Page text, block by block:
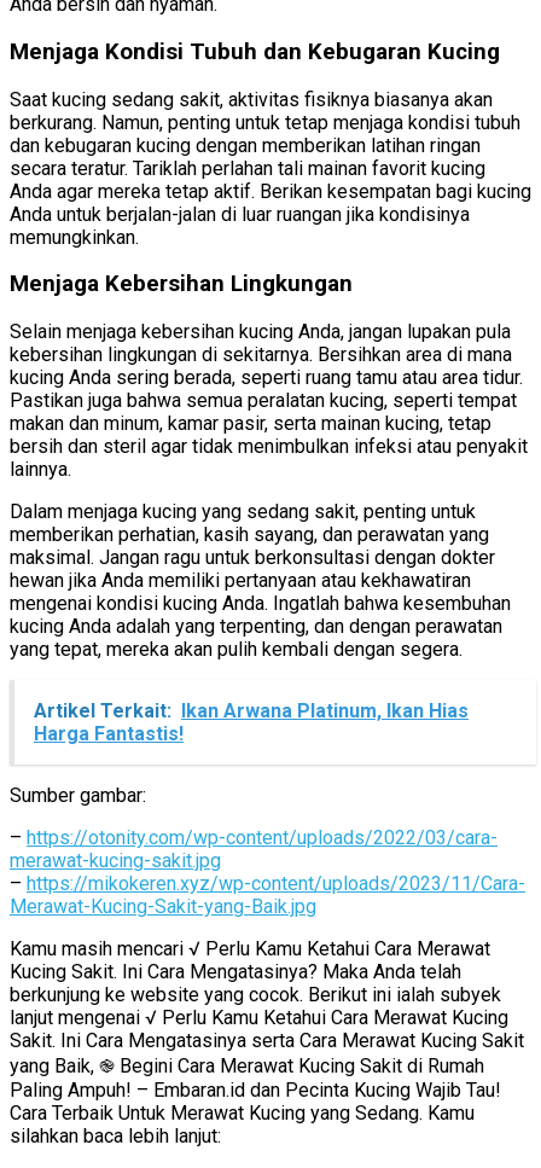
Anda bersih dan nyaman.
Menjaga Kondisi Tubuh dan Kebugaran Kucing
Saat kucing sedang sakit, aktivitas fisiknya biasanya akan
berkurang. Namun, penting untuk tetap menjaga kondisi tubuh
dan kebugaran kucing dengan memberikan latihan ringan
secara teratur. Tariklah perlahan tali mainan favorit kucing
Anda agar mereka tetap aktif. Berikan kesempatan bagi kucing
Anda untuk berjalan-jalan di luar ruangan jika kondisinya
memungkinkan.
Menjaga Kebersihan Lingkungan
Selain menjaga kebersihan kucing Anda, jangan lupakan pula
kebersihan lingkungan di sekitarnya. Bersihkan area di mana
kucing Anda sering berada, seperti ruang tamu atau area tidur.
Pastikan juga bahwa semua peralatan kucing, seperti tempat
makan dan minum, kamar pasir, serta mainan kucing, tetap
bersih dan steril agar tidak menimbulkan infeksi atau penyakit
lainnya.
Dalam menjaga kucing yang sedang sakit, penting untuk
memberikan perhatian, kasih sayang, dan perawatan yang
maksimal. Jangan ragu untuk berkonsultasi dengan dokter
hewan jika Anda memiliki pertanyaan atau kekhawatiran
mengenai kondisi kucing Anda. Ingatlah bahwa kesembuhan
kucing Anda adalah yang terpenting, dan dengan perawatan
yang tepat, mereka akan pulih kembali dengan segera.
Artikel Terkait:
Ikan Arwana Platinum, Ikan Hias
Harga Fantastis!
Sumber gambar:
– https://otonity.com/wp-content/uploads/2022/03/cara-
merawat-kucing-sakit.jpg
– https://mikokeren.xyz/wp-content/uploads/2023/11/Cara-
Merawat-Kucing-Sakit-yang-Baik.jpg
Kamu masih mencari √ Perlu Kamu Ketahui Cara Merawat
Kucing Sakit. Ini Cara Mengatasinya? Maka Anda telah
berkunjung ke website yang cocok. Berikut ini ialah subyek
lanjut mengenai √ Perlu Kamu Ketahui Cara Merawat Kucing
Sakit. Ini Cara Mengatasinya serta Cara Merawat Kucing Sakit
yang Baik, ֎ Begini Cara Merawat Kucing Sakit di Rumah
Paling Ampuh! – Embaran.id dan Pecinta Kucing Wajib Tau!
Cara Terbaik Untuk Merawat Kucing yang Sedang. Kamu
silahkan baca lebih lanjut: